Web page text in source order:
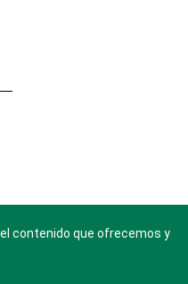
contenido que ofrecemos y